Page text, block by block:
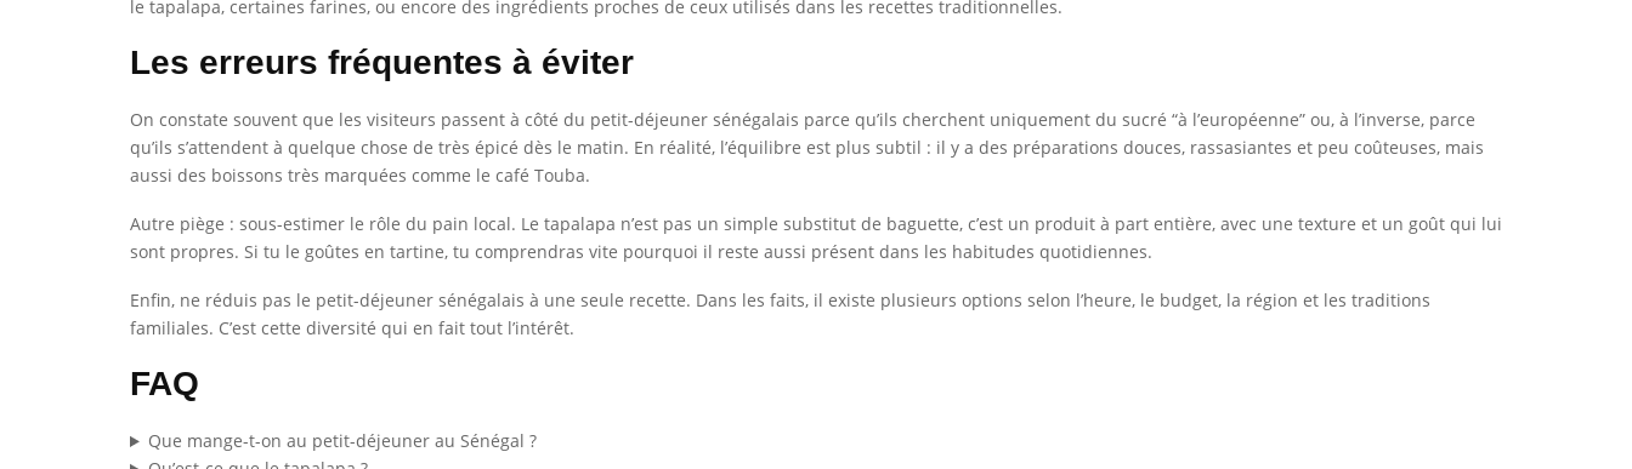
le tapalapa, certaines farines, ou encore des ingrédients proches de ceux utilisés dans les recettes traditionnelles.
Les erreurs fréquentes à éviter
On constate souvent que les visiteurs passent à côté du petit-déjeuner sénégalais parce qu’ils cherchent uniquement du sucré “à l’européenne” ou, à l’inverse, parce
qu’ils s’attendent à quelque chose de très épicé dès le matin. En réalité, l’équilibre est plus subtil : il y a des préparations douces, rassasiantes et peu coûteuses, mais
aussi des boissons très marquées comme le café Touba.
Autre piège : sous-estimer le rôle du pain local. Le tapalapa n’est pas un simple substitut de baguette, c’est un produit à part entière, avec une texture et un goût qui lui
sont propres. Si tu le goûtes en tartine, tu comprendras vite pourquoi il reste aussi présent dans les habitudes quotidiennes.
Enfin, ne réduis pas le petit-déjeuner sénégalais à une seule recette. Dans les faits, il existe plusieurs options selon l’heure, le budget, la région et les traditions
familiales. C’est cette diversité qui en fait tout l’intérêt.
FAQ
Que mange-t-on au petit-déjeuner au Sénégal ?